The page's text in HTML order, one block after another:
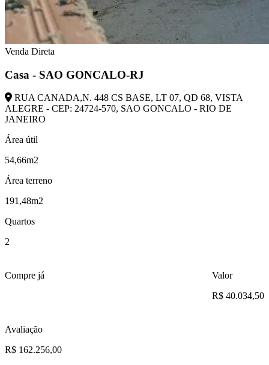
Venda Direta
Casa - SAO GONCALO-RJ
RUA CANADA,N. 448 CS BASE, LT 07, QD 68, VISTA
ALEGRE - CEP: 24724-570, SAO GONCALO - RIO DE
JANEIRO
Área útil
54,66m2
Área terreno
191,48m2
Quartos
2
Compre já
Valor
R$ 40.034,50
Avaliação
R$ 162.256,00